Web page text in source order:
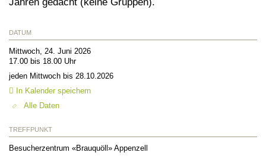
DATUM
Mittwoch, 24. Juni 2026
17.00 bis 18.00 Uhr
jeden Mittwoch bis 28.10.2026
In Kalender speichern
Alle Daten
TREFFPUNKT
Besucherzentrum «Brauquöll» Appenzell